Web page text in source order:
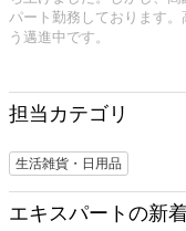
パート勤務しております
う邁進中です。
担当カテゴリ
生活雑貨・日用品
エキスパートの新